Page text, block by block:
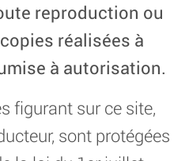
reproduction ou
réalisées à
à autorisation.
figurant sur ce site,
sont protégées